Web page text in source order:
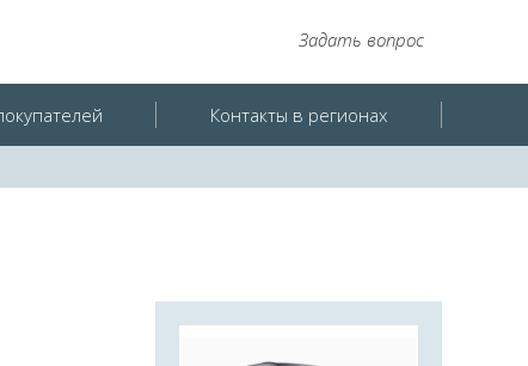
Задать вопрос
Контакты в регионах